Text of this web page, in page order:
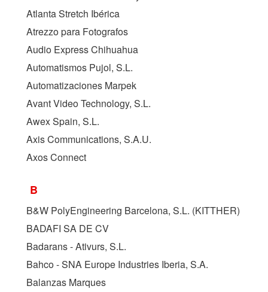
Atlanta Stretch Ibérica
Atrezzo para Fotografos
Audio Express Chihuahua
Automatismos Pujol, S.L.
Automatizaciones Marpek
Avant Video Technology, S.L.
Awex Spain, S.L.
Axis Communications, S.A.U.
Axos Connect
B
B&W PolyEngineering Barcelona, S.L. (KITTHER)
BADAFI SA DE CV
Badarans - Ativurs, S.L.
Bahco - SNA Europe Industries Iberia, S.A.
Balanzas Marques